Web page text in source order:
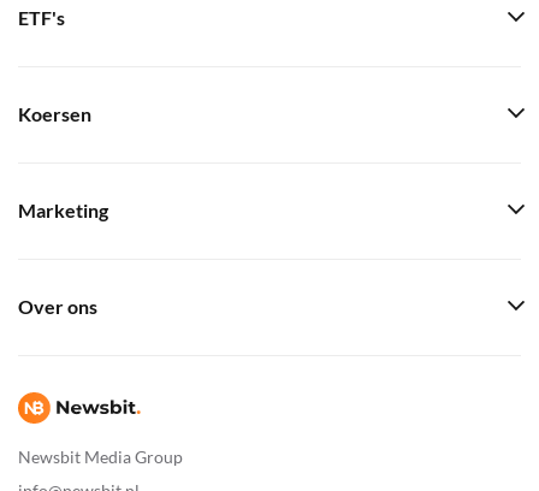
Newsbit Media Group
ETF's
Koersen
Marketing
Over ons